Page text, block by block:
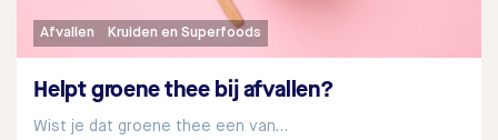
Afvallen Kruiden en Superfoods
Helpt groene thee bij afvallen?
Wist je dat groene thee een van…